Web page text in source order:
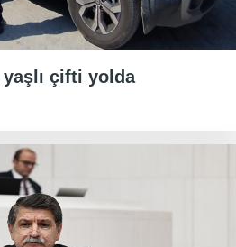
yaşlı çifti yolda